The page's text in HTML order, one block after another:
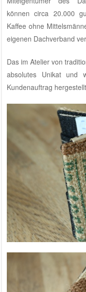
können circa 20.000
Kaffee ohne
eigenen Dachverband
Das imAtelier von
absolutes Unikat und
Kundenauftrag